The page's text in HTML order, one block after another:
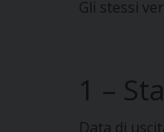
Gli stessi
1 –
Data di